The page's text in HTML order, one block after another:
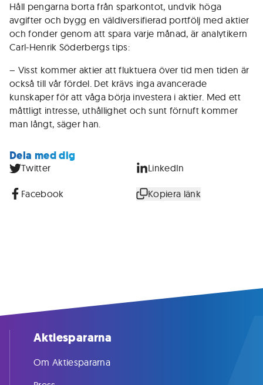
Håll pengarna borta från sparkontot, undvik höga
avgifter och bygg en väldiversifierad portfölj med aktier
och fonder genom att spara varje månad, är analytikern
Carl-Henrik Söderbergs tips:
– Visst kommer aktier att fluktuera över tid men tiden är
också till vår fördel. Det krävs inga avancerade
kunskaper för att våga börja investera i aktier. Med ett
måttligt intresse, uthållighet och sunt förnuft kommer
man långt, säger han.
Dela med dig
Twitter LinkedIn
Facebook Kopiera länk
Aktiespararna
Om Aktiespararna